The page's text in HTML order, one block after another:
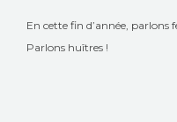
En cette fin d’année,
Parlons huîtres !